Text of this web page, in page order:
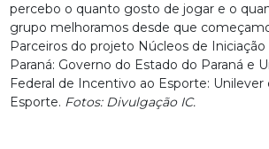
percebo o quanto gosto de jogar e o
grupo melhoramos desde que
Parceiros do projeto Núcleos de Iniciação
Paraná: Governo do Estado do Paraná e
Federal de Incentivo ao Esporte: Unilever
Esporte. Fotos: Divulgação IC.